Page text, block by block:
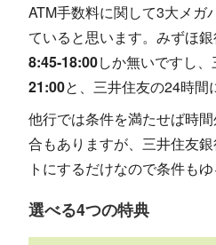
ATM手数料に関して3大メガ
ていると思います。みずほ
8:45-18:00しか無いですし
21:00と、三井住友の24時間
他行では条件を満たせば時
合もありますが、三井住友
トにするだけなので条件もゆ
選べる4つの特典